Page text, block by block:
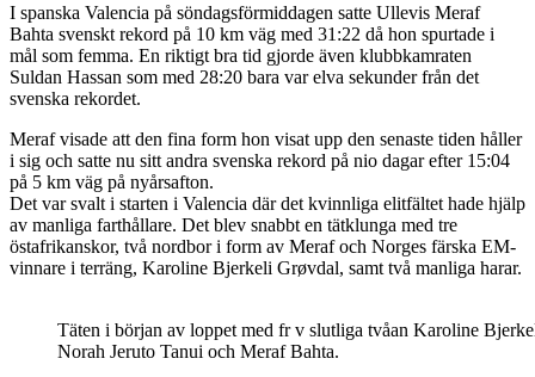
I spanska Valencia på söndagsförmiddagen satte Ullevis Meraf
Bahta svenskt rekord på 10 km väg med 31:22 då hon spurtade i
mål som femma. En riktigt bra tid gjorde även klubbkamraten
Suldan Hassan som med 28:20 bara var elva sekunder från det
svenska rekordet.
Meraf visade att den fina form hon visat upp den senaste tiden håller
i sig och satte nu sitt andra svenska rekord på nio dagar efter 15:04
på 5 km väg på nyårsafton.
Det var svalt i starten i Valencia där det kvinnliga elitfältet hade hjälp
av manliga farthållare. Det blev snabbt en tätklunga med tre
östafrikanskor, två nordbor i form av Meraf och Norges färska EM-
vinnare i terräng, Karoline Bjerkeli Grøvdal, samt två manliga harar.
Täten i början av loppet med fr v slutliga tvåan Karoline
Norah Jeruto Tanui och Meraf Bahta.